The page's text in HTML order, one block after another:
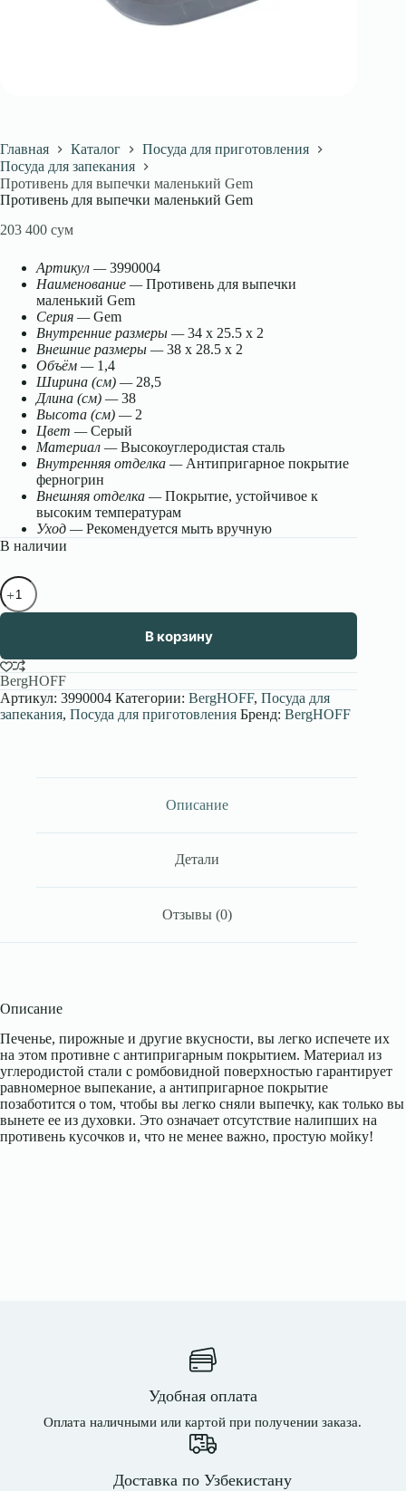
Главная Каталог
Посуда для приготовления
Посуда для запекания
Противень для выпечки маленький Gem
Противень для выпечки маленький Gem
203 400 сум
Артикул —3990004
Наименование —Противень для выпечки
маленький Gem
Серия —Gem
Внутренние размеры —34 x 25.5 x 2
Внешние размеры —38 x 28.5 x 2
Объём — 1,4
Ширина (см) — 28,5
Длина (см) —38
Высота (см) — 2
Цвет —Серый
Материал —Высокоуглеродистая сталь
Внутренняя отделка — Антипригарное покрытие
ферногрин
Внешняя отделка —Покрытие, устойчивое к
высоким температурам
Уход —Рекомендуется мыть вручную
В наличии
Количество
товара
Противень
маленький
Gem
В корзину
BergHOFF
Артикул: 3990004 Категории: BergHOFF, Посуда для
запекания, Посуда для приготовления Бренд: BergHOFF
Описание
Детали
Отзывы (0)
Описание
Печенье, пирожные и другие вкусности, вы легко испечете их
на этом противне с антипригарным покрытием. Материал из
углеродистой стали с ромбовидной поверхностью гарантирует
равномерное выпекание, а антипригарное покрытие
позаботится о том, чтобы вы легко сняли выпечку, как только вы
вынете ее из духовки. Это означает отсутствие налипших на
противень кусочков и, что не менее важно, простую мойку!
Удобная оплата
Оплата наличными или картой при получении заказа.
Доставка по Узбекистану